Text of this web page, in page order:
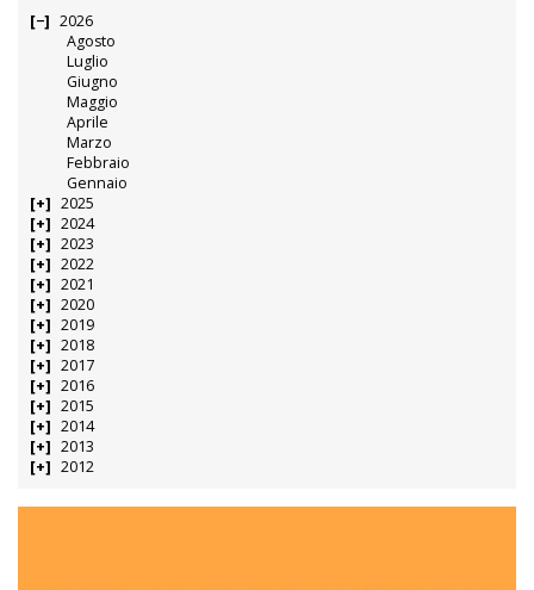
2026
Agosto
Luglio
Giugno
Maggio
Aprile
Marzo
Febbraio
Gennaio
2025
2024
2023
2022
2021
2020
2019
2018
2017
2016
2015
2014
2013
2012